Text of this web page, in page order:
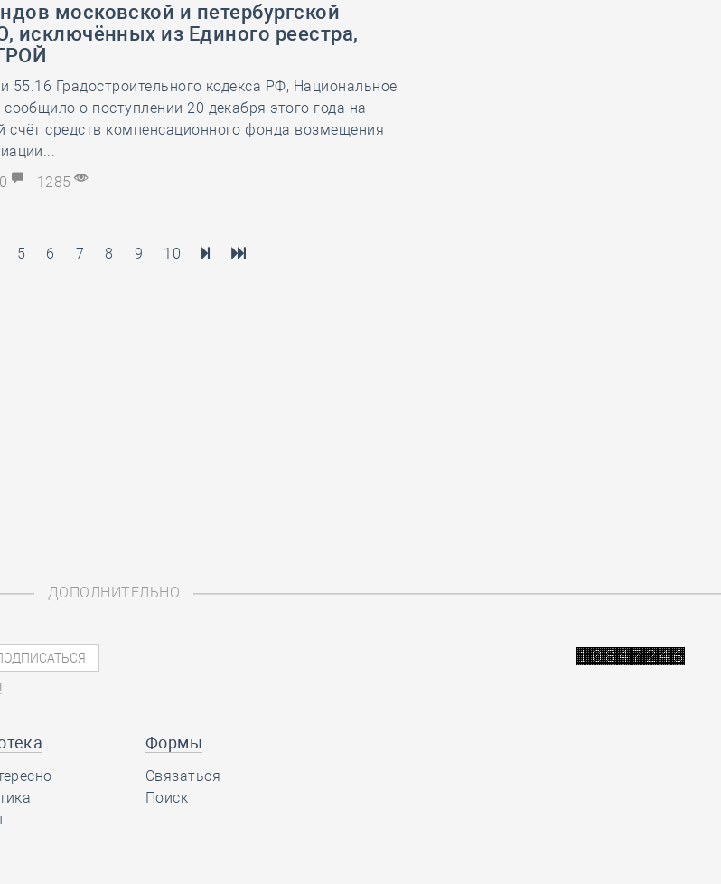
московской и петербургской
исключённых из Единого реестра,
55.16 Градостроительного кодекса РФ, Национальное
о поступлении 20 декабря этого года на
счёт средств компенсационного фонда возмещения
0 1285
5 6 7 8 9 10
ДОПОЛНИТЕЛЬНО
Формы
Связаться
Поиск